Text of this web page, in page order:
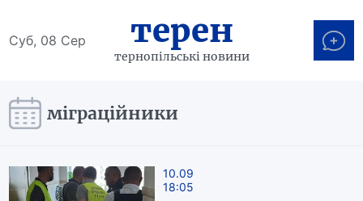
Суб, 08 Сер терен
тернопільські новини
міграційники
10.09
18:05